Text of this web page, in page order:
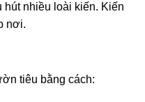
nhiều loài kiến. Kiến
nơi.
tiêu bằng cách: